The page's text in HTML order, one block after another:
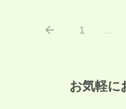
1
お気軽に